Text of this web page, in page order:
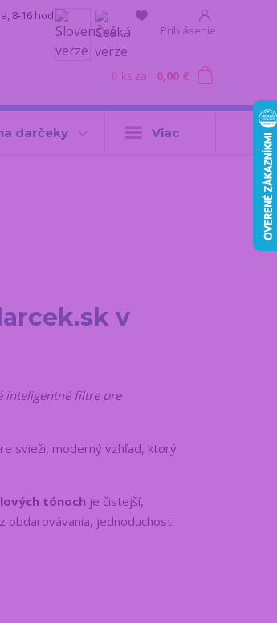
Prihlásenie
8-16 hod.
0 ks za 0,00 €
darčeky Viac
v
inteligentné filtre pre
svieži, moderný vzhľad, ktorý
tónoch je čistejší,
obdarovávania, jednoduchosti